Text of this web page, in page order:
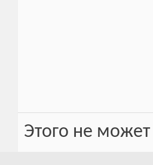
Этого не